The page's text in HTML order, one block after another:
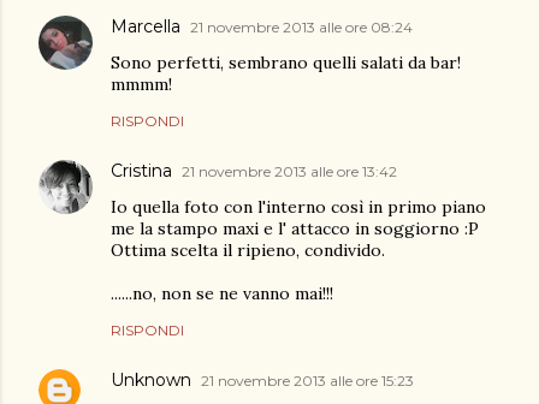
Marcella 21 novembre 2013 alle ore 08:24
Sono perfetti, sembrano quelli salati da bar!
mmmm!
RISPONDI
Cristina 21 novembre 2013 alle ore 13:42
Io quella foto con l'interno così in primo piano
me la stampo maxi e l' attacco in soggiorno :P
Ottima scelta il ripieno, condivido.
......no, non se ne vanno mai!!!
RISPONDI
Unknown 21 novembre 2013 alle ore 15:23